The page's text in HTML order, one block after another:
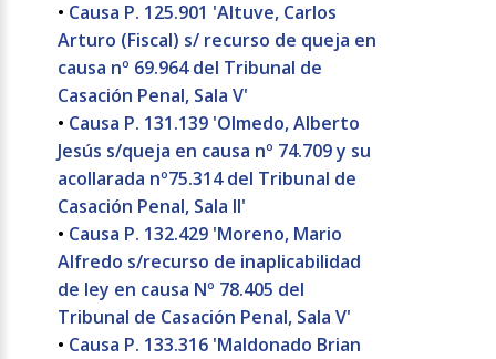
• Causa P. 125.901 'Altuve, Carlos
Arturo (Fiscal) s/ recurso de queja en
causa nº 69.964 del Tribunal de
Casación Penal, Sala V'
• Causa P. 131.139 'Olmedo, Alberto
Jesús s/queja en causa nº 74.709 y su
acollarada nº75.314 del Tribunal de
Casación Penal, Sala II'
• Causa P. 132.429 'Moreno, Mario
Alfredo s/recurso de inaplicabilidad
de ley en causa Nº 78.405 del
Tribunal de Casación Penal, Sala V'
• Causa P. 133.316 'Maldonado Brian